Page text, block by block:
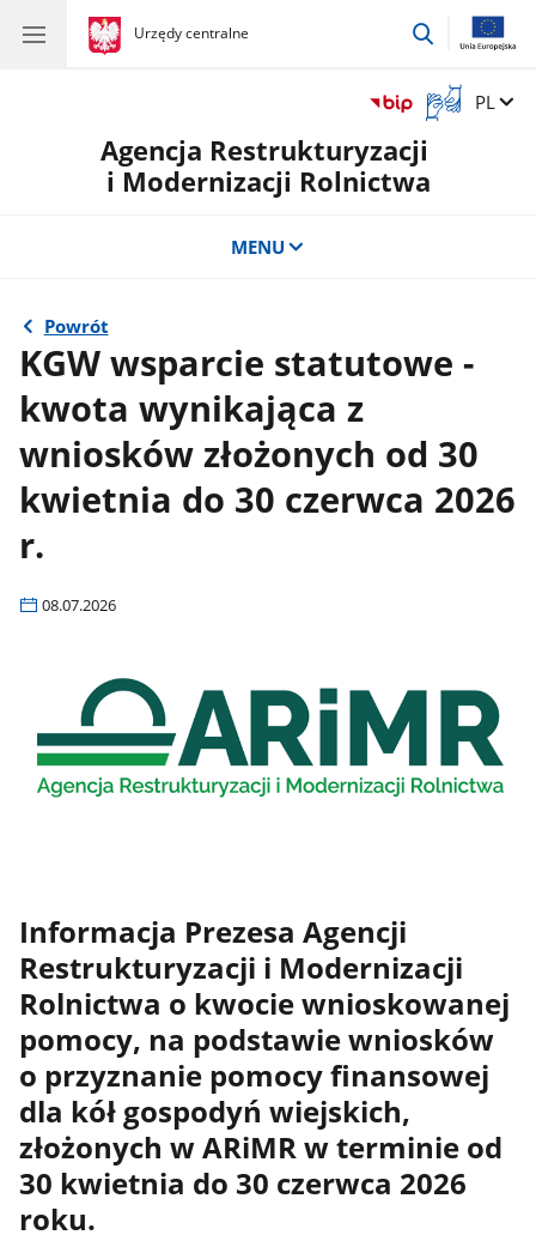
gov.pl
Urzędy centralne
gov.pl
Urzędy
przejdź
Otwórz
okno
z
tłumaczem
Zmień
PL
Agencja Restrukturyzacji
i Modernizacji Rolnictwa
MENU
Powrót
KGW wsparcie statutowe -
kwota wynikająca z
wniosków złożonych od 30
kwietnia do 30 czerwca 2026
r.
08.07.2026
Informacja Prezesa Agencji
Restrukturyzacji i Modernizacji
Rolnictwa o kwocie wnioskowanej
pomocy, na podstawie wniosków
o przyznanie pomocy finansowej
dla kół gospodyń wiejskich,
złożonych w ARiMR w terminie od
30 kwietnia do 30 czerwca 2026
roku.